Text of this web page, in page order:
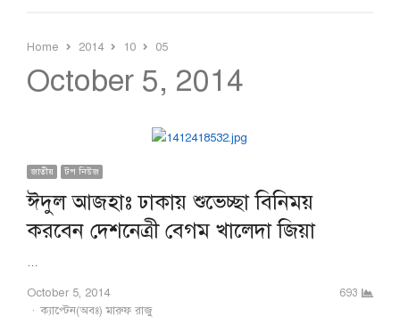
Home 2014 10 05
October 5, 2014
জাতীয় টপ নিউজ
ঈদুল আজহাঃ ঢাকায় শুভেচ্ছা বিনিময়
করবেন দেশনেত্রী বেগম খালেদা জিয়া
…
October 5, 2014
Author
ক্যাপ্টেন(অবঃ) মারুফ রাজু
693